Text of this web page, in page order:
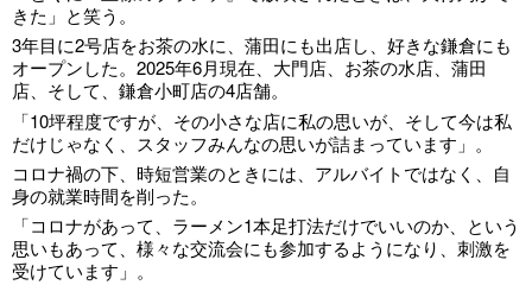
きた」と笑う。
3年目に2号店をお茶の水に、蒲田にも出店し、好きな鎌倉にも
オープンした。2025年6月現在、大門店、お茶の水店、蒲田
店、そして、鎌倉小町店の4店舗。
「10坪程度ですが、その小さな店に私の思いが、そして今は私
だけじゃなく、スタッフみんなの思いが詰まっています」。
コロナ禍の下、時短営業のときには、アルバイトではなく、自
身の就業時間を削った。
「コロナがあって、ラーメン1本足打法だけでいいのか、という
思いもあって、様々な交流会にも参加するようになり、刺激を
受けています」。